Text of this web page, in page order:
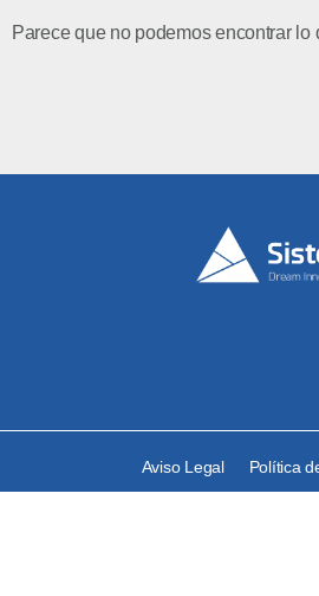
Parece que no podemos encontrar lo
Aviso Legal Política